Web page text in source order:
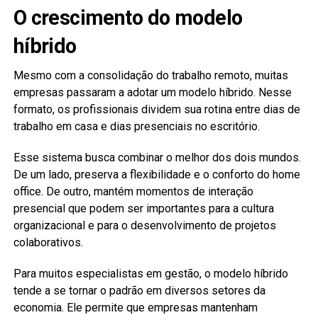
O crescimento do modelo
híbrido
Mesmo com a consolidação do trabalho remoto, muitas
empresas passaram a adotar um modelo híbrido. Nesse
formato, os profissionais dividem sua rotina entre dias de
trabalho em casa e dias presenciais no escritório.
Esse sistema busca combinar o melhor dos dois mundos.
De um lado, preserva a flexibilidade e o conforto do home
office. De outro, mantém momentos de interação
presencial que podem ser importantes para a cultura
organizacional e para o desenvolvimento de projetos
colaborativos.
Para muitos especialistas em gestão, o modelo híbrido
tende a se tornar o padrão em diversos setores da
economia. Ele permite que empresas mantenham